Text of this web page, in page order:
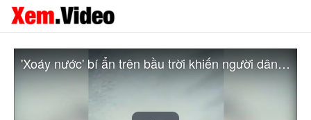
'Xoáy nước' bí ẩn trên bầu trời khiến người dân kinh ngạc